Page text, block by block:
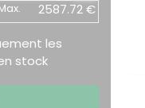
2587.72 €
les
stock